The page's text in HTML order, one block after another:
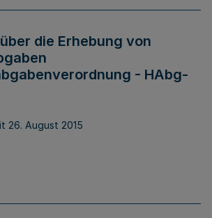
die Erhebung von
- HAbg-
26. August 2015